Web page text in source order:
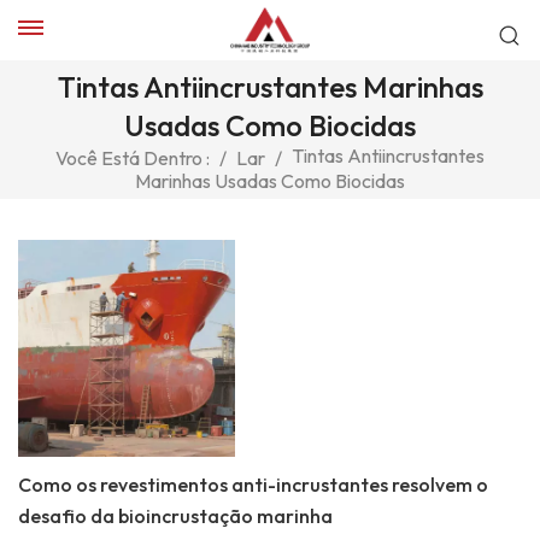
Tintas Antiincrustantes Marinhas
Usadas Como Biocidas
Você Está Dentro : / Lar / Tintas Antiincrustantes
Marinhas Usadas Como Biocidas
Como os revestimentos anti-incrustantes resolvem o
desafio da bioincrustação marinha